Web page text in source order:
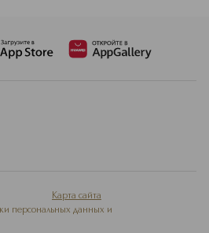
Карта сайта
персональных данных и